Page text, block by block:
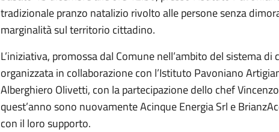
tradizionale pranzo natalizio rivolto alle persone senza
marginalità sul territorio cittadino.
L’iniziativa, promossa dal Comune nell’ambito del sistema
organizzata in collaborazione con l’Istituto Pavoniano
Alberghiero Olivetti, con la partecipazione dello chef
quest’anno sono nuovamente Acinque Energia Srl e
con il loro supporto.